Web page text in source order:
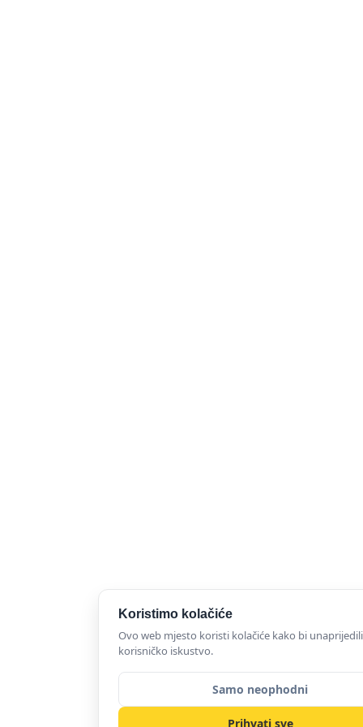
Koristimo kolačiće
Ovo web mjesto koristi kolačiće kako bi unaprijedili
korisničko iskustvo.
Samo neophodni
Prihvati sve